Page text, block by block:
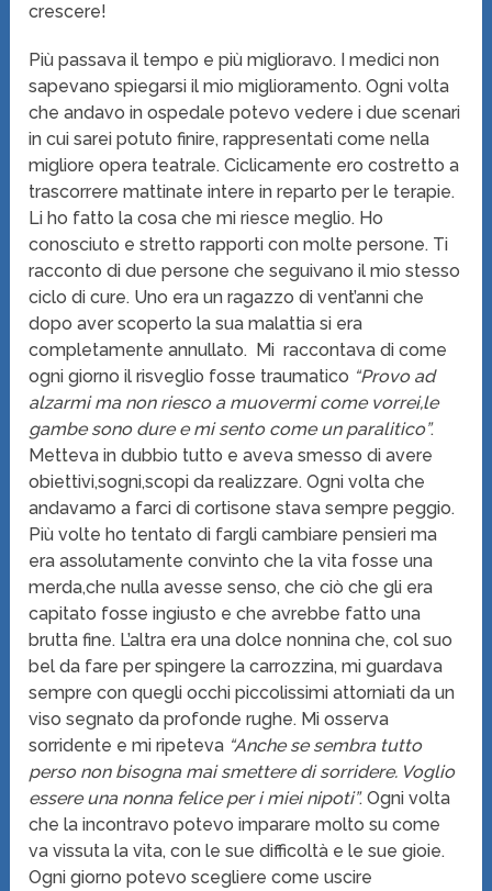
crescere!
Più passava il tempo e più miglioravo. I medici non
sapevano spiegarsi il mio miglioramento. Ogni volta
che andavo in ospedale potevo vedere i due scenari
in cui sarei potuto finire, rappresentati come nella
migliore opera teatrale. Ciclicamente ero costretto a
trascorrere mattinate intere in reparto per le terapie.
Li ho fatto la cosa che mi riesce meglio. Ho
conosciuto e stretto rapporti con molte persone. Ti
racconto di due persone che seguivano il mio stesso
ciclo di cure. Uno era un ragazzo di vent’anni che
dopo aver scoperto la sua malattia si era
completamente annullato. Mi raccontava di come
ogni giorno il risveglio fosse traumatico “Provo ad
alzarmi ma non riesco a muovermi come vorrei,le
gambe sono dure e mi sento come un paralitico”.
Metteva in dubbio tutto e aveva smesso di avere
obiettivi,sogni,scopi da realizzare. Ogni volta che
andavamo a farci di cortisone stava sempre peggio.
Più volte ho tentato di fargli cambiare pensieri ma
era assolutamente convinto che la vita fosse una
merda,che nulla avesse senso, che ciò che gli era
capitato fosse ingiusto e che avrebbe fatto una
brutta fine. L’altra era una dolce nonnina che, col suo
bel da fare per spingere la carrozzina, mi guardava
sempre con quegli occhi piccolissimi attorniati da un
viso segnato da profonde rughe. Mi osserva
sorridente e mi ripeteva “Anche se sembra tutto
perso non bisogna mai smettere di sorridere. Voglio
essere una nonna felice per i miei nipoti”. Ogni volta
che la incontravo potevo imparare molto su come
va vissuta la vita, con le sue difficoltà e le sue gioie.
Ogni giorno potevo scegliere come uscire